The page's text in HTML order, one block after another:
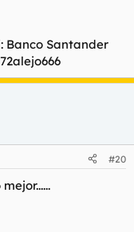
Banco Santander
#20